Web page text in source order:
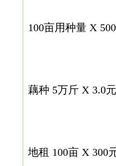
100亩用种量 X
藕种 5万斤 X 3.0
地租 100亩 X 300